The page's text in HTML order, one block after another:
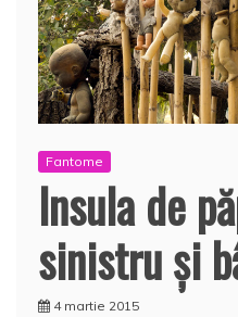
Fantome
Insula de
sinistru şi
4 martie 2015